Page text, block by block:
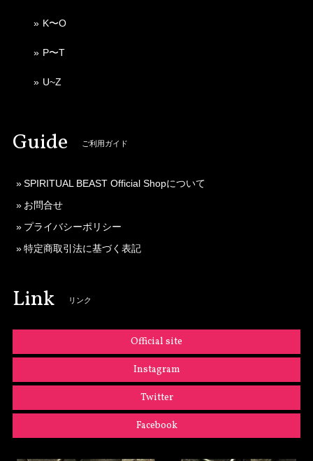
K〜O
P〜T
U~Z
Guide ご利用ガイド
SPIRITUAL BEAST Official Shopについて
お問合せ
プライバシーポリシー
特定商取引法に基づく表記
Link リンク
Official site
Instagram
Twitter
Facebook